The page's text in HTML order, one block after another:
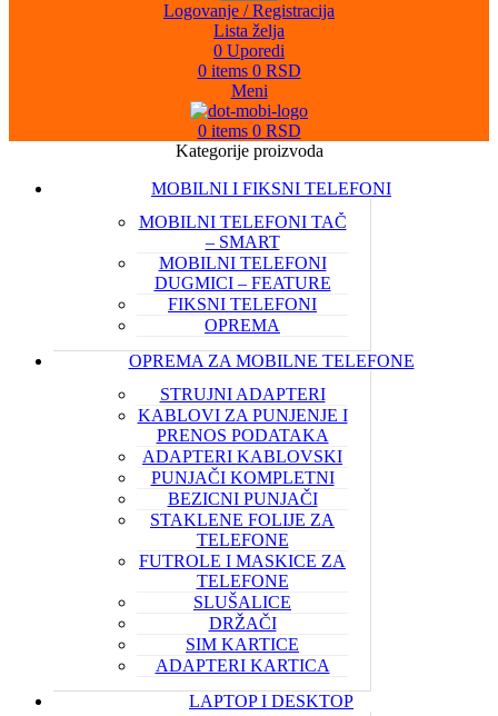
Logovanje / Registracija
Lista želja
0 Uporedi
0 items 0 RSD
Meni
0 items 0 RSD
Kategorije proizvoda
MOBILNI I FIKSNI TELEFONI
MOBILNI TELEFONI TAČ
– SMART
MOBILNI TELEFONI
DUGMICI – FEATURE
FIKSNI TELEFONI
OPREMA
OPREMA ZA MOBILNE TELEFONE
STRUJNI ADAPTERI
KABLOVI ZA PUNJENJE I
PRENOS PODATAKA
ADAPTERI KABLOVSKI
PUNJAČI KOMPLETNI
BEZICNI PUNJAČI
STAKLENE FOLIJE ZA
TELEFONE
FUTROLE I MASKICE ZA
TELEFONE
SLUŠALICE
DRŽAČI
SIM KARTICE
ADAPTERI KARTICA
LAPTOP I DESKTOP